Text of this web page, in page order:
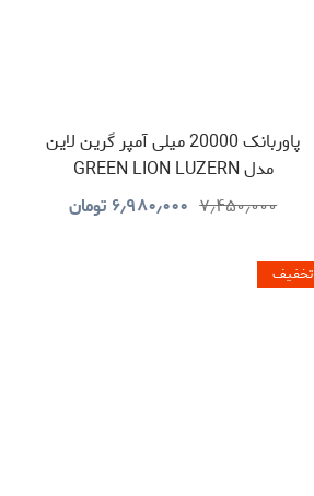
پاوربانک 20000 میلی آمپر گرین لاین
مدل GREEN LION LUZERN
GNLEZ20KPBBK۷٫۴۵۰٫۰۰۰ ۶٫۹۸۰٫۰۰۰ تومان
تخفیف